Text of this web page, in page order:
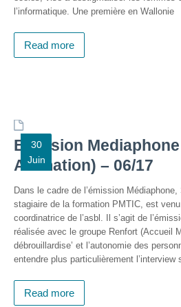
l’informatique. Une première en Wallonie
Read more
30
Juin
Emission
Animation) – 06/17
Dans le cadre de l’émission
stagiaire de la formation PMTIC, est
coordinatrice de l’asbl. Il s’agit de
réalisée avec le groupe Renfort (Accueil
débrouillardise’ et l’autonomie des
entendre plus particulièrement l’interview
Read more
Gagner en
autonomie
avec le
numérique
Tous
STEAMagine
Découverte
IN.forM@TIC
STEM
GenderIN
Fr
GenderIN